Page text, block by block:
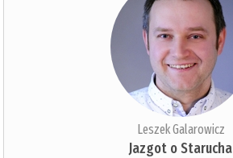
Leszek Galarowicz
Jazgot o Starucha